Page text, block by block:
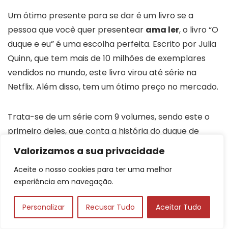
Valorizamos a sua privacidade
Aceite o nosso cookies para ter uma melhor
experiência em navegação.
Personalizar Recusar Tudo Aceitar Tudo
Um ótimo presente para se dar é um livro se a
pessoa que você quer presentear ama ler, o livro “O
duque e eu” é uma escolha perfeita. Escrito por Julia
Quinn, que tem mais de 10 milhões de exemplares
vendidos no mundo, este livro virou até série na
Netflix. Além disso, tem um ótimo preço no mercado.
Trata-se de um série com 9 volumes, sendo este o
primeiro deles, que conta a história do duque de
Hastings, chamado Simon Basset e Daphne
Bridgerton, irmã mais nova de seu melhor amigo. A
ideia por trás do livro é ambosfingirem que têm
um relacionamentopara que ela atraia
pretendentes e para ele se livrar das dele, pois ele
não pretende casar.